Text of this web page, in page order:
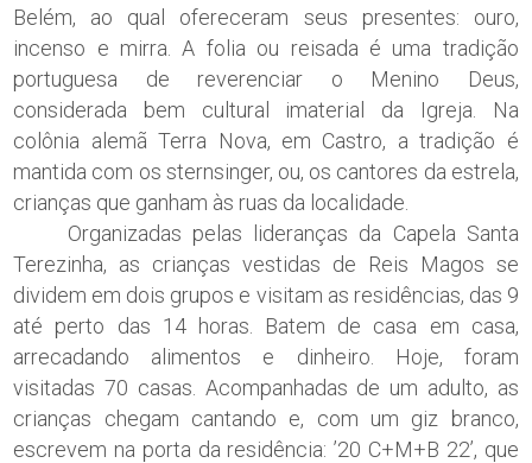
Belém, ao qual ofereceram seus presentes: ouro,
incenso e mirra. A folia ou reisada é uma tradição
portuguesa de reverenciar o Menino Deus,
considerada bem cultural imaterial da Igreja. Na
colônia alemã Terra Nova, em Castro, a tradição é
mantida com os sternsinger, ou, os cantores da estrela,
crianças que ganham às ruas da localidade.
Organizadas pelas lideranças da Capela Santa
Terezinha, as crianças vestidas de Reis Magos se
dividem em dois grupos e visitam as residências, das 9
até perto das 14 horas. Batem de casa em casa,
arrecadando alimentos e dinheiro. Hoje, foram
visitadas 70 casas. Acompanhadas de um adulto, as
crianças chegam cantando e, com um giz branco,
escrevem na porta da residência: ’20 C+M+B 22’, que